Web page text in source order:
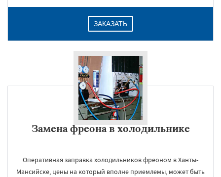
ЗАКАЗАТЬ
Замена фреона в холодильнике
Оперативная заправка холодильников фреоном в Ханты-
Мансийске, цены на который вполне приемлемы, может быть